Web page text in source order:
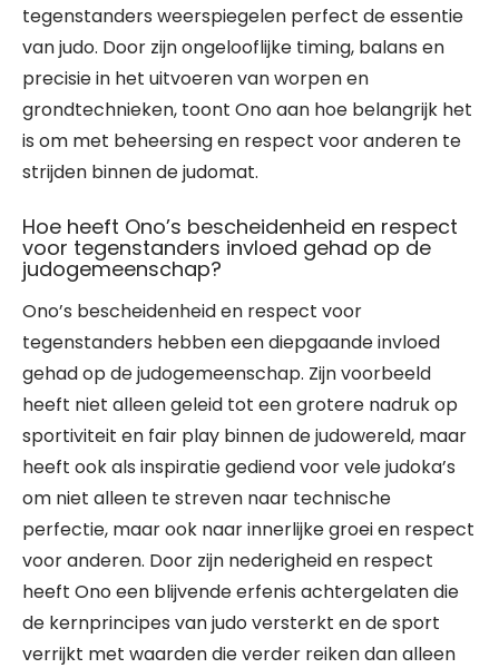
tegenstanders weerspiegelen perfect de essentie
van judo. Door zijn ongelooflijke timing, balans en
precisie in het uitvoeren van worpen en
grondtechnieken, toont Ono aan hoe belangrijk het
is om met beheersing en respect voor anderen te
strijden binnen de judomat.
Hoe heeft Ono’s bescheidenheid en respect
voor tegenstanders invloed gehad op de
judogemeenschap?
Ono’s bescheidenheid en respect voor
tegenstanders hebben een diepgaande invloed
gehad op de judogemeenschap. Zijn voorbeeld
heeft niet alleen geleid tot een grotere nadruk op
sportiviteit en fair play binnen de judowereld, maar
heeft ook als inspiratie gediend voor vele judoka’s
om niet alleen te streven naar technische
perfectie, maar ook naar innerlijke groei en respect
voor anderen. Door zijn nederigheid en respect
heeft Ono een blijvende erfenis achtergelaten die
de kernprincipes van judo versterkt en de sport
verrijkt met waarden die verder reiken dan alleen